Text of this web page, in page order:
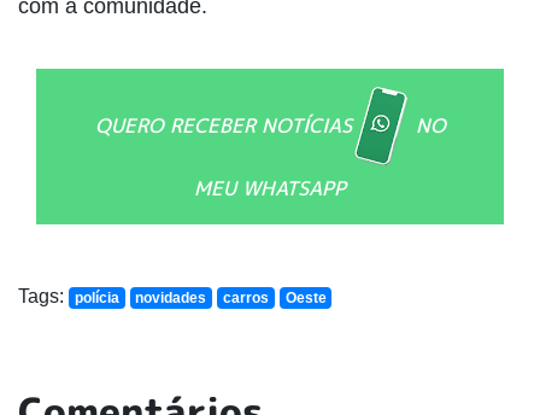
com a comunidade.
QUERO RECEBER NOTÍCIAS NO
MEU WHATSAPP
Tags: polícia novidades carros Oeste